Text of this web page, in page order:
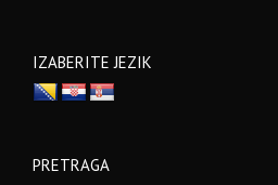
IZABERITE JEZIK
PRETRAGA